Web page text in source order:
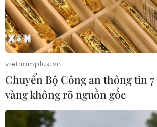
vietnamplus.vn
Chuyển Bộ Công an thông tin
vàng không rõ nguồn gốc